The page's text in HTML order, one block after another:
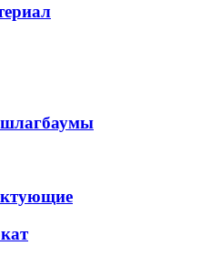
шлагбаумы